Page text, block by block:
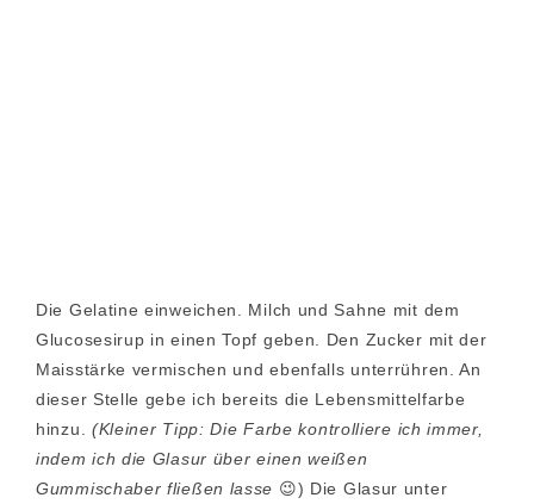
Die Gelatine einweichen. Milch und Sahne mit dem
Glucosesirup in einen Topf geben. Den Zucker mit der
Maisstärke vermischen und ebenfalls unterrühren. An
dieser Stelle gebe ich bereits die Lebensmittelfarbe
hinzu. (Kleiner Tipp: Die Farbe kontrolliere ich immer,
indem ich die Glasur über einen weißen
Gummischaber fließen lasse 😉) Die Glasur unter